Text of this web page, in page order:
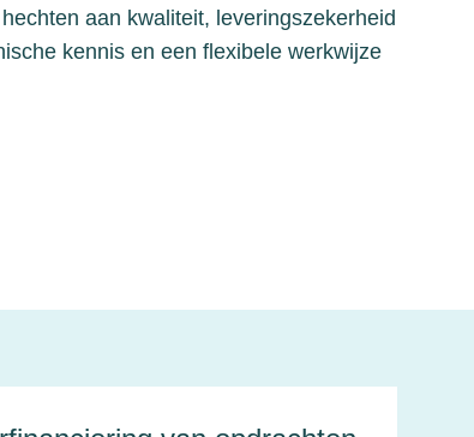
aan kwaliteit, leveringszekerheid
kennis en een flexibele werkwijze